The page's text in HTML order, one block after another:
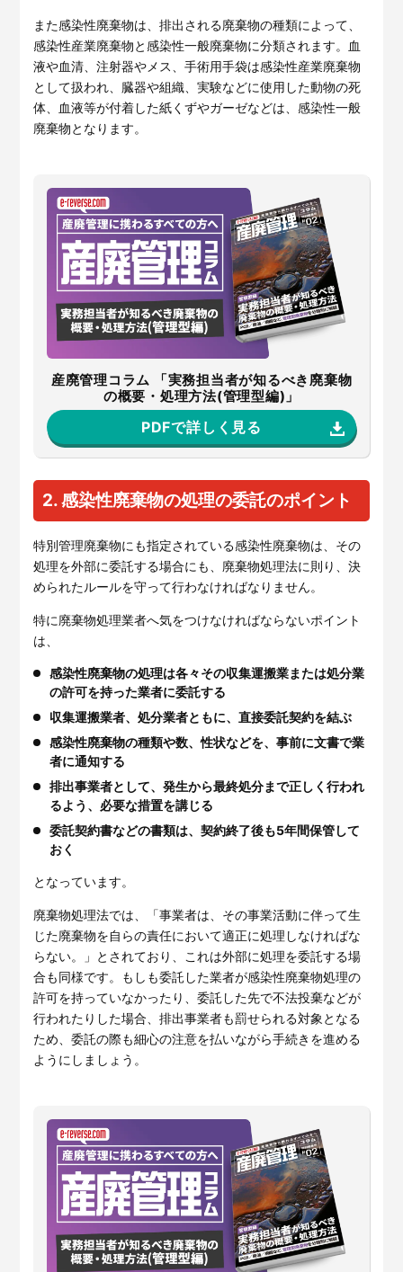
また感染性廃棄物は、排出される廃棄物の種類によって、
感染性産業廃棄物と感染性一般廃棄物に分類されます。血
液や血清、注射器やメス、手術用手袋は感染性産業廃棄物
として扱われ、臓器や組織、実験などに使用した動物の死
体、血液等が付着した紙くずやガーゼなどは、感染性一般
廃棄物となります。
産廃管理コラム 「実務担当者が知るべき廃棄物
の概要・処理方法(管理型編)」
PDFで詳しく見る
2. 感染性廃棄物の処理の委託のポイント
特別管理廃棄物にも指定されている感染性廃棄物は、その
処理を外部に委託する場合にも、廃棄物処理法に則り、決
められたルールを守って行わなければなりません。
特に廃棄物処理業者へ気をつけなければならないポイント
は、
感染性廃棄物の処理は各々その収集運搬業または処分業
の許可を持った業者に委託する
収集運搬業者、処分業者ともに、直接委託契約を結ぶ
感染性廃棄物の種類や数、性状などを、事前に文書で業
者に通知する
排出事業者として、発生から最終処分まで正しく行われ
るよう、必要な措置を講じる
委託契約書などの書類は、契約終了後も5年間保管して
おく
となっています。
廃棄物処理法では、「事業者は、その事業活動に伴って生
じた廃棄物を自らの責任において適正に処理しなければな
らない。」とされており、これは外部に処理を委託する場
合も同様です。もしも委託した業者が感染性廃棄物処理の
許可を持っていなかったり、委託した先で不法投棄などが
行われたりした場合、排出事業者も罰せられる対象となる
ため、委託の際も細心の注意を払いながら手続きを進める
ようにしましょう。